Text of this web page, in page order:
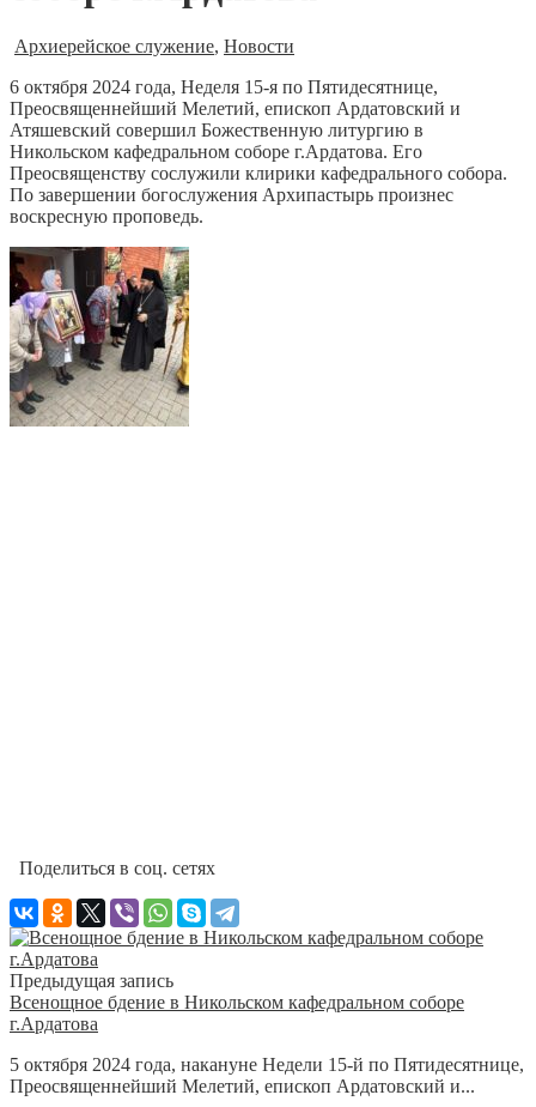
Архиерейское служение, Новости
6 октября 2024 года, Неделя 15-я по Пятидесятнице,
Преосвященнейший Мелетий, епископ Ардатовский и
Атяшевский совершил Божественную литургию в
Никольском кафедральном соборе г.Ардатова. Его
Преосвященству сослужили клирики кафедрального собора.
По завершении богослужения Архипастырь произнес
воскресную проповедь.
Поделиться в соц. сетях
Предыдущая запись
Всенощное бдение в Никольском кафедральном соборе
г.Ардатова
5 октября 2024 года, накануне Недели 15-й по Пятидесятнице,
Преосвященнейший Мелетий, епископ Ардатовский и...